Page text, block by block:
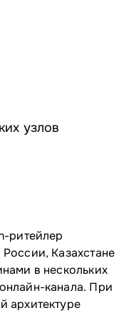
узлов
ритейлер
Казахстане
в нескольких
канала. При
архитектуре